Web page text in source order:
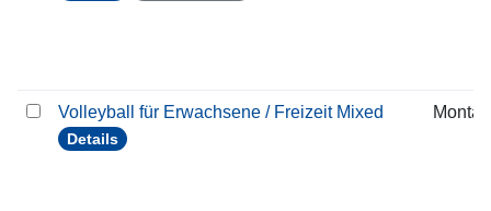
Volleyball für Erwachsene / Freizeit Mixed
Details
Montag